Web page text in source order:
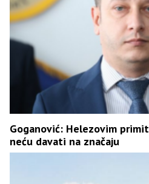
Goganović: Helezovim
neću davati na značaju